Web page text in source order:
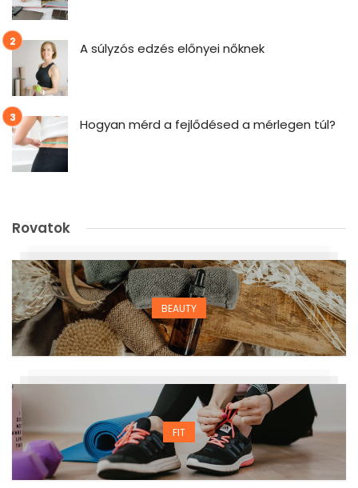
A súlyzós edzés előnyei nőknek
Hogyan mérd a fejlődésed a mérlegen túl?
Rovatok
BEAUTY
FIT